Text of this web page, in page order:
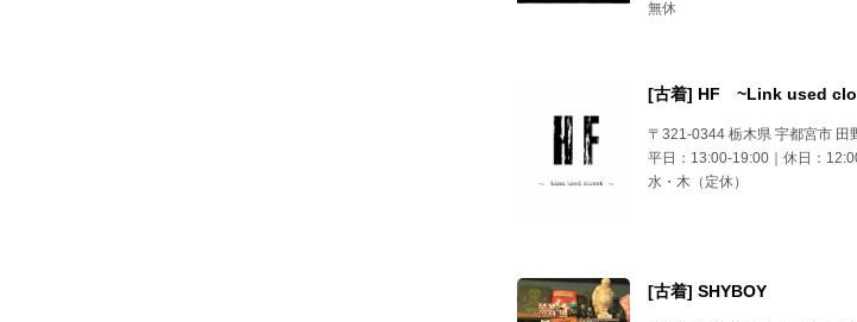
無休
[古着] HF ~Link used
〒321-0344 栃木県 宇都宮市 田
平日：13:00-19:00｜休日：
水・木（定休）
[古着] SHYBOY